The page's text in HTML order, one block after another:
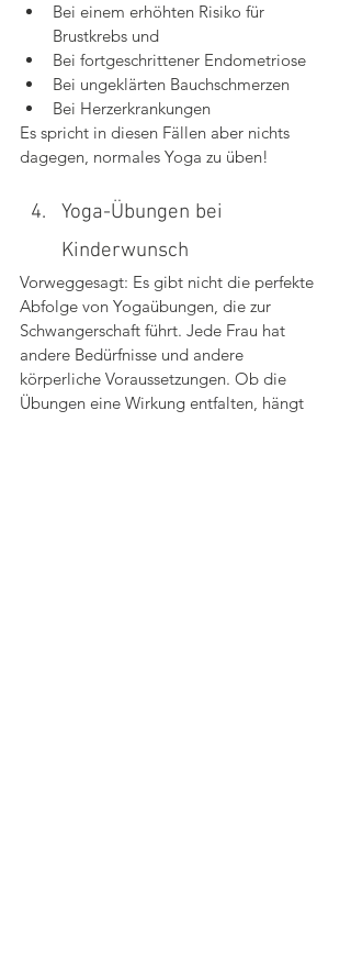
Bei einem erhöhten Risiko für
Brustkrebs und
Bei fortgeschrittener Endometriose
Bei ungeklärten Bauchschmerzen
Bei Herzerkrankungen
Es spricht in diesen Fällen aber nichts
dagegen, normales Yoga zu üben!
Yoga-Übungen bei
Kinderwunsch
Vorweggesagt: Es gibt nicht die perfekte
Abfolge von Yogaübungen, die zur
Schwangerschaft führt. Jede Frau hat
andere Bedürfnisse und andere
körperliche Voraussetzungen. Ob die
Übungen eine Wirkung entfalten, hängt